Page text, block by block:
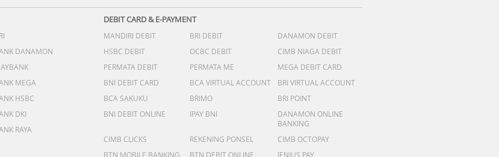
DANAMON
MEGA
HSBC
DKI
RAYA
DEBIT CARD & E-PAYMENT
MANDIRI DEBIT BRI DEBIT
DANAMON DEBIT
HSBC DEBIT
OCBC DEBIT
CIMB NIAGA DEBIT
PERMATA DEBIT
PERMATA ME
MEGA DEBIT CARD
BNI DEBIT CARD
BCA VIRTUAL ACCOUNT
BRI VIRTUAL ACCOUNT
BCA SAKUKU
BRIMO
BRI POINT
BNI DEBIT ONLINE
IPAY BNI
DANAMON ONLINE
BANKING
CIMB CLICKS
REKENING PONSEL
CIMB OCTOPAY
BTN MOBILE BANKING
BTN DEBIT ONLINE JENIUS PAY